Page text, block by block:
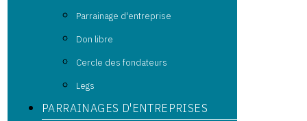
Parrainage d'entreprise
Don libre
Cercle des fondateurs
Legs
PARRAINAGES D'ENTREPRISES